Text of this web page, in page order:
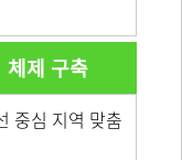
체제 구축
중심 지역 맞춤